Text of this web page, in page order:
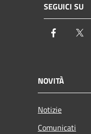
SEGUICI SU
Facebook
NOVITÀ
Notizie
Comunicati